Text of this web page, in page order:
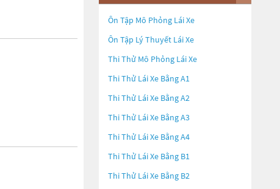
Ôn Tập Mô Phỏng Lái Xe
Ôn Tập Lý Thuyết Lái Xe
Thi Thử Mô Phỏng Lái Xe
Thi Thử Lái Xe Bằng A1
Thi Thử Lái Xe Bằng A2
Thi Thử Lái Xe Bằng A3
Thi Thử Lái Xe Bằng A4
Thi Thử Lái Xe Bằng B1
Thi Thử Lái Xe Bằng B2